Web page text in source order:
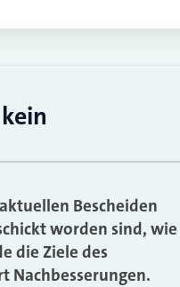
Bescheiden
worden sind, wie
die Ziele des
Nachbesserungen.